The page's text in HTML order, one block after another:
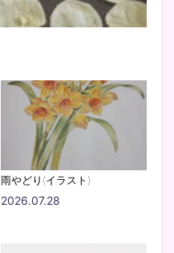
雨やどり(イラスト)
2026.07.28